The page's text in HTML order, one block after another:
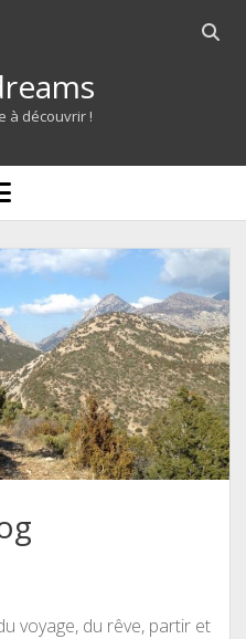
Open
à découvrir !
voyage, du rêve, partir et